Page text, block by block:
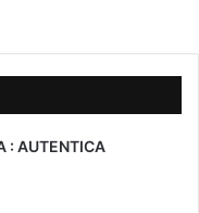
: AUTENTICA